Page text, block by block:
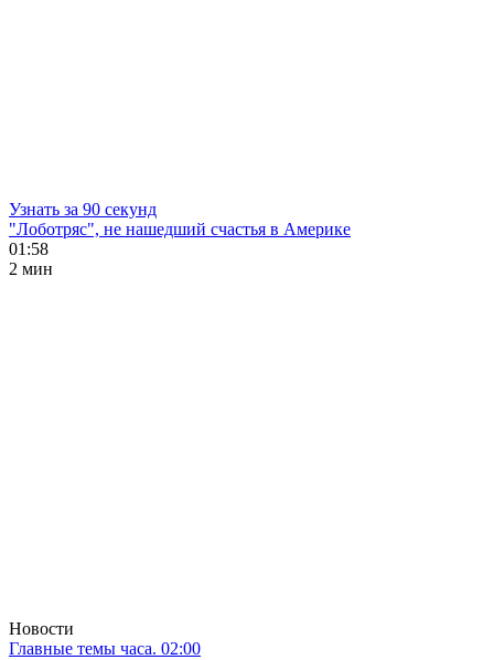
Узнать за 90 секунд
"Лоботряс", не нашедший счастья в Америке
01:58
2 мин
Новости
Главные темы часа. 02:00